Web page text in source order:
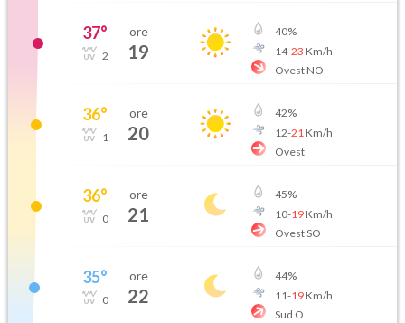
37°
2
ore
19
40%
14-23 Km/h
Ovest NO
36°
1
ore
20
42%
12-21 Km/h
Ovest
36°
0
ore
21
45%
10-19Km/h
Ovest SO
35°
0
ore
22
44%
11-19Km/h
Sud O